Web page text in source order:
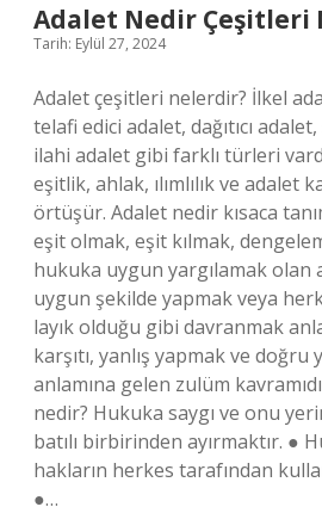
Adalet Nedir Çeşitleri
Tarih: Eylül 27, 2024
Adalet çeşitleri nelerdir? İlkel
telafi edici adalet, dağıtıcı
ilahi adalet gibi farklı türleri
eşitlik, ahlak, ılımlılık ve adalet
örtüşür. Adalet nedir kısaca
eşit olmak, eşit kılmak,
hukuka uygun yargılamak olan
uygun şekilde yapmak veya
layık olduğu gibi davranmak
karşıtı, yanlış yapmak ve
anlamına gelen zulüm
nedir? Hukuka saygı ve onu
batılı birbirinden ayırmaktır. ●
hakların herkes tarafından
●…